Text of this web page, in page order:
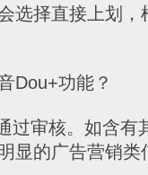
选择直接上划，
功能？
审核。如含有
显的广告营销类